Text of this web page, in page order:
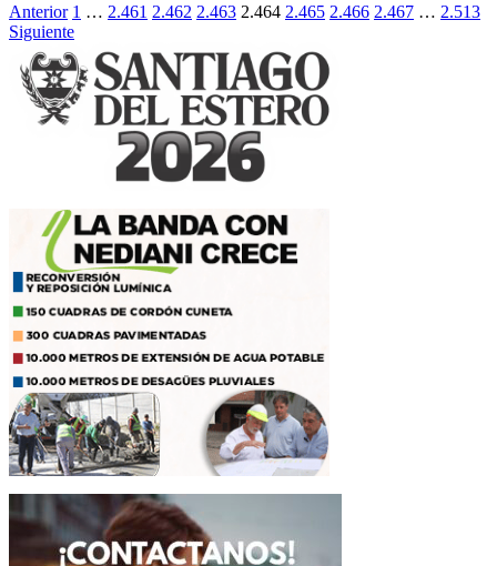
Paginación
de
entradas
Anterior 1 … 2.461 2.462 2.463 2.464 2.465 2.466 2.467 … 2.513
Siguiente